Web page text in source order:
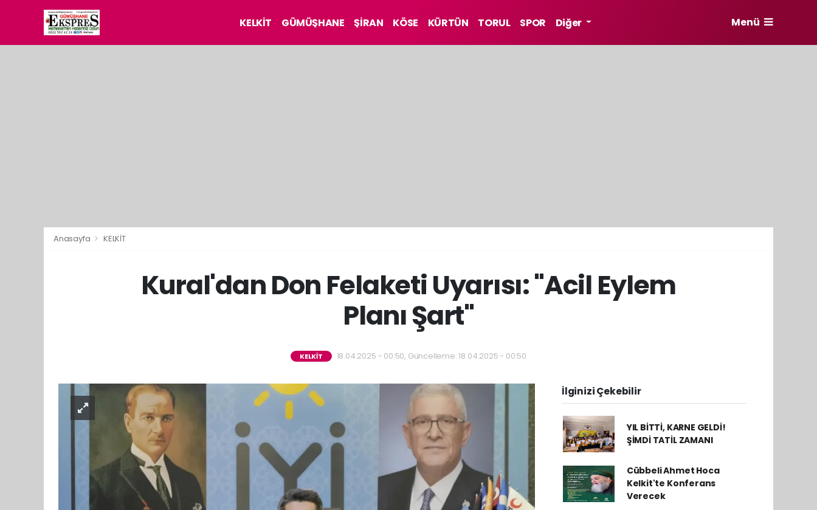
KELKİT GÜMÜŞHANE ŞİRAN KÖSE KÜRTÜN TORUL SPOR Diğer Menü
Anasayfa KELKİT
Kural'dan Don Felaketi Uyarısı: "Acil Eylem
Planı Şart"
KELKİT 18.04.2025 - 00:50, Güncelleme: 18.04.2025 - 00:50
İlginizi Çekebilir
YIL BİTTİ, KARNE GELDİ!
ŞİMDİ TATİL ZAMANI
Cübbeli Ahmet Hoca
Kelkit'te Konferans
Verecek